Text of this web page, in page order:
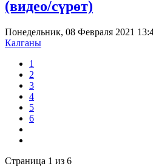
(видео/сүрөт)
Понедельник, 08 Февраля 2021
Калганы
1
2
3
4
5
6
Страница 1 из 6